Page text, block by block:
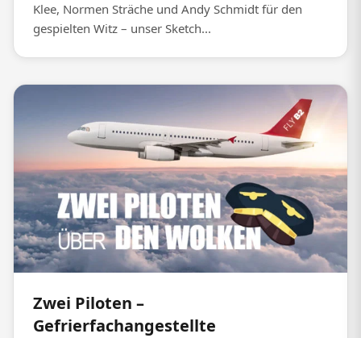
Klee, Normen Sträche und Andy Schmidt für den
gespielten Witz – unser Sketch...
Zwei Piloten –
Gefrierfachangestellte